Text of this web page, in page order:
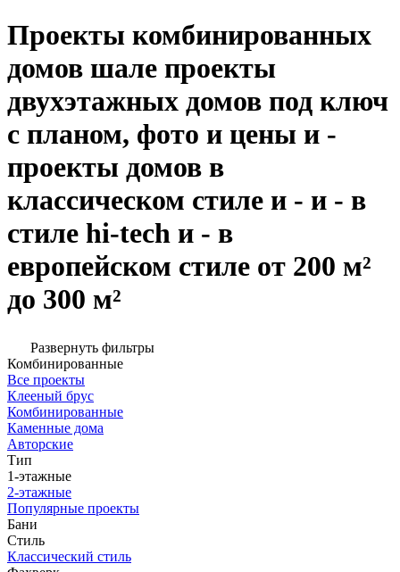
Проекты комбинированных
домов шале проекты
двухэтажных домов под ключ
с планом, фото и цены и -
проекты домов в
классическом стиле и - и - в
стиле hi-tech и - в
европейском стиле от 200 м²
до 300 м²
Развернуть фильтры
Комбинированные
Все проекты
Клееный брус
Комбинированные
Каменные дома
Авторские
Тип
1-этажные
2-этажные
Популярные проекты
Бани
Стиль
Классический стиль